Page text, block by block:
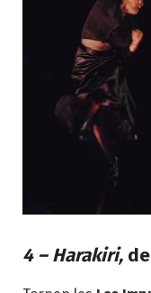
4 – Harakiri,